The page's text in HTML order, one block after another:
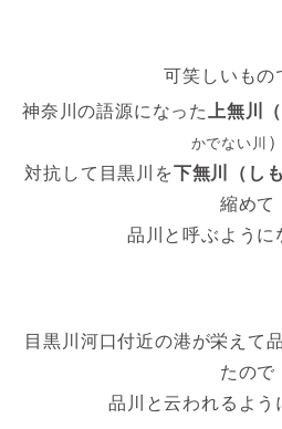
可笑しいもの
神奈川の語源になった
上無川
かでない川
対抗して 目黒川を下無川（し
縮めて
品川と呼ぶように
目黒川河口付近の港が栄えて
たので
品川と云われるよう